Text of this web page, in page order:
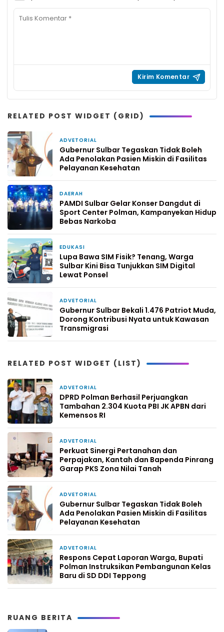
RELATED POST WIDGET (GRID)
ADVETORIAL
Gubernur Sulbar Tegaskan Tidak Boleh
Ada Penolakan Pasien Miskin di Fasilitas
Pelayanan Kesehatan
DAERAH
PAMDI Sulbar Gelar Konser Dangdut di
Sport Center Polman, Kampanyekan Hidup
Bebas Narkoba
EDUKASI
Lupa Bawa SIM Fisik? Tenang, Warga
Sulbar Kini Bisa Tunjukkan SIM Digital
Lewat Ponsel
ADVETORIAL
Gubernur Sulbar Bekali 1.476 Patriot Muda,
Dorong Kontribusi Nyata untuk Kawasan
Transmigrasi
RELATED POST WIDGET (LIST)
ADVETORIAL
DPRD Polman Berhasil Perjuangkan
Tambahan 2.304 Kuota PBI JK APBN dari
Kemensos RI
ADVETORIAL
Perkuat Sinergi Pertanahan dan
Perpajakan, Kantah dan Bapenda Pinrang
Garap PKS Zona Nilai Tanah
ADVETORIAL
Gubernur Sulbar Tegaskan Tidak Boleh
Ada Penolakan Pasien Miskin di Fasilitas
Pelayanan Kesehatan
ADVETORIAL
Respons Cepat Laporan Warga, Bupati
Polman Instruksikan Pembangunan Kelas
Baru di SD DDI Teppong
RUANG BERITA